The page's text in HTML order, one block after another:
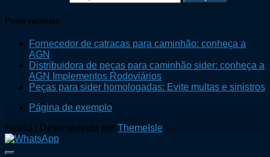
Posts recentes
Fornecedor de catracas para caminhão: conheça a
AGN
Distribuidora de peças para caminhão sider: conheça a
AGN Implementos Rodoviários
Peças para sider homologadas: Evite multas e sinistros
Página de exemplo
Hestia | Desenvolvido por ThemeIsle